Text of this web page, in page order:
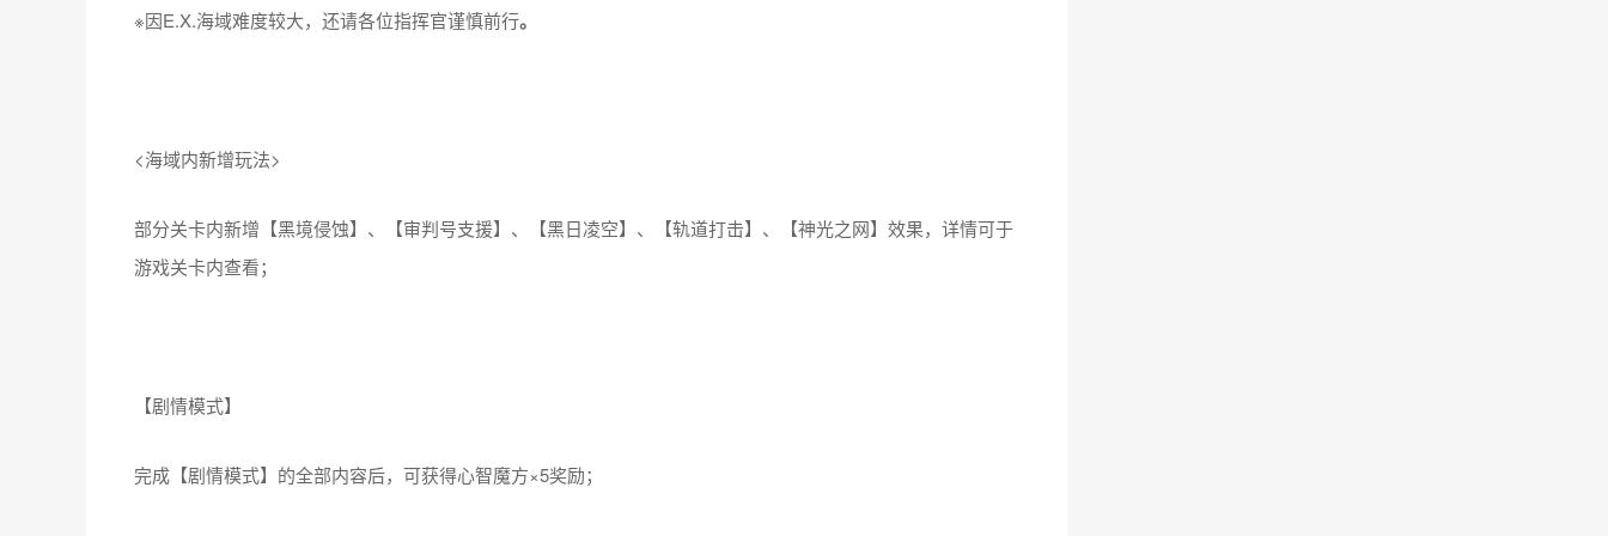
※因E.X.海域难度较大，还请各位指挥官谨慎前行。
<海域内新增玩法>
部分关卡内新增【黑境侵蚀】、【审判号支援】、【黑日凌空】、【轨道打击】、【神光之网】效果，详情可于
游戏关卡内查看；
【剧情模式】
完成【剧情模式】的全部内容后，可获得心智魔方×5奖励；